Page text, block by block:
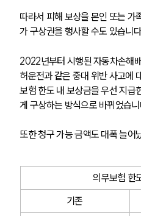
따라서 피해 보상을 본인 또는 가
가 구상권을 행사할 수도 있습니
2022년부터 시행된 자동차손해
허운전과 같은 중대 위반 사고에
보험 한도 내 보상금을 우선 지급
게 구상하는 방식으로 바뀌었습니
또한 청구 가능 금액도 대폭 늘어
의무보험 한
기존